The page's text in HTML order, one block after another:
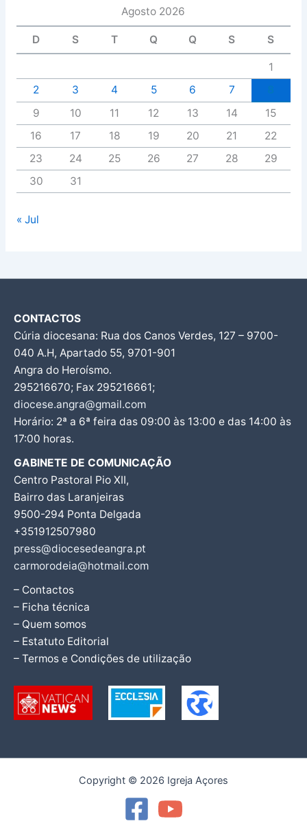
Agosto 2026
D S T Q Q S S
1
2
3 4 5 6 7
9
10 11 12 13 14
15
16
17 18 19 20 21
22
23
24 25 26 27 28
29
30
31
« Jul
CONTACTOS
Cúria diocesana: Rua dos Canos Verdes, 127 – 9700-
040 A.H, Apartado 55, 9701-901
Angra do Heroísmo.
295216670; Fax 295216661;
diocese.angra@gmail.com
Horário: 2ª a 6ª feira das 09:00 às 13:00 e das 14:00 às
17:00 horas.
GABINETE DE COMUNICAÇÃO
Centro Pastoral Pio XII,
Bairro das Laranjeiras
9500-294 Ponta Delgada
+351912507980
press@diocesedeangra.pt
carmorodeia@hotmail.com
– Contactos
– Ficha técnica
– Quem somos
– Estatuto Editorial
– Termos e Condições de utilização
Copyright © 2026 Igreja Açores